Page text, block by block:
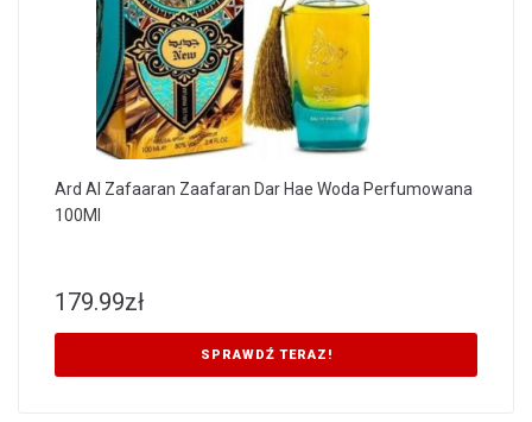
Ard Al Zafaaran Zaafaran Dar Hae Woda Perfumowana
100Ml
179.99zł
SPRAWDŹ TERAZ!